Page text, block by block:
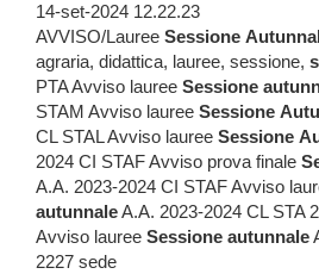
14-set-2024 12.22.23
AVVISO/Lauree Sessione
agraria, didattica, lauree, sessione,
PTA Avviso lauree Sessione
STAM Avviso lauree Sessione
CL STAL Avviso lauree Sessione
2024 CI STAF Avviso prova finale
A.A. 2023-2024 CI STAF Avviso
autunnaleA.A. 2023-2024 CL STA
Avviso lauree Sessione autunnale
2227 sede